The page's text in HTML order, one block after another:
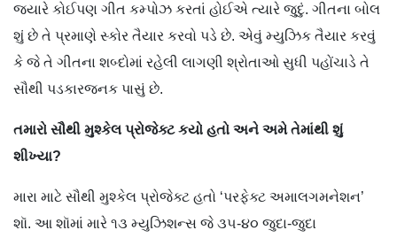
જ્યારે કોઈપણ ગીત કમ્પોઝ કરતાં હોઈએ ત્યારે જુદું. ગીતના બોલ
શું છે તે પ્રમાણે સ્કોર તૈયાર કરવો પડે છે. એવું મ્યુઝિક તૈયાર કરવું
કે જે તે ગીતના શબ્દોમાં રહેલી લાગણી શ્રોતાઓ સુધી પહોંચાડે તે
સૌથી પડકારજનક પાસું છે.
તમારો સૌથી મુશ્કેલ પ્રોજેક્ટ કયો હતો અને અમે તેમાંથી શું
શીખ્યા?
મારા માટે સૌથી મુશ્કેલ પ્રોજેક્ટ હતો ‘પરફેક્ટ અમાલગમનેશન’
શૉ. આ શૉમાં મારે ૧૩ મ્યુઝિશન્સ જે ૩૫-૪૦ જુદા-જુદા